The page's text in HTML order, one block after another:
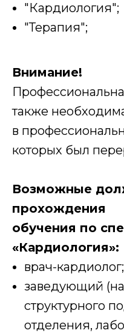
"Кардиология";
"Терапия";
Внимание!
также
в
которых был
Возможные
прохождения
обучения по
«Кардиология»:
врач-кардиолог;
заведующий
структурного
отделения,